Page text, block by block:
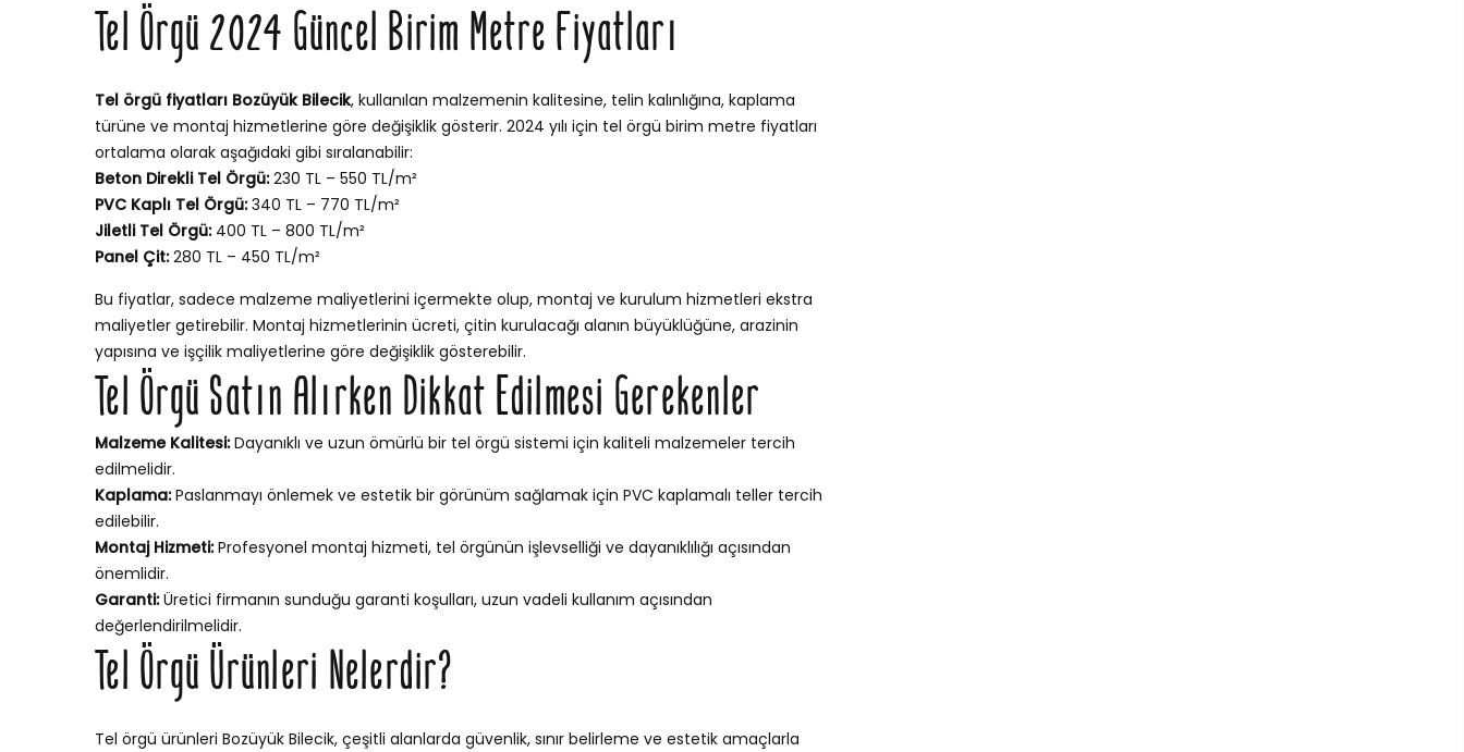
Tel Örgü 2024 Güncel Birim Metre Fiyatları
Tel örgü fiyatları Bozüyük Bilecik, kullanılan malzemenin kalitesine, telin kalınlığına, kaplama
türüne ve montaj hizmetlerine göre değişiklik gösterir. 2024 yılı için tel örgü birim metre fiyatları
ortalama olarak aşağıdaki gibi sıralanabilir:
Beton Direkli Tel Örgü:230 TL – 550 TL/m²
PVC Kaplı Tel Örgü:340 TL – 770 TL/m²
Jiletli Tel Örgü:400 TL – 800 TL/m²
Panel Çit:280 TL – 450 TL/m²
Bu fiyatlar, sadece malzeme maliyetlerini içermekte olup, montaj ve kurulum hizmetleri ekstra
maliyetler getirebilir. Montaj hizmetlerinin ücreti, çitin kurulacağı alanın büyüklüğüne, arazinin
yapısına ve işçilik maliyetlerine göre değişiklik gösterebilir.
Tel Örgü Satın Alırken Dikkat Edilmesi Gerekenler
Malzeme Kalitesi:Dayanıklı ve uzun ömürlü bir tel örgü sistemi için kaliteli malzemeler tercih
edilmelidir.
Kaplama:Paslanmayı önlemek ve estetik bir görünüm sağlamak için PVC kaplamalı teller tercih
edilebilir.
Montaj Hizmeti:Profesyonel montaj hizmeti, tel örgünün işlevselliği ve dayanıklılığı açısından
önemlidir.
Garanti:Üretici firmanın sunduğu garanti koşulları, uzun vadeli kullanım açısından
değerlendirilmelidir.
Tel Örgü Ürünleri Nelerdir?
Tel örgü ürünleri Bozüyük Bilecik, çeşitli alanlarda güvenlik, sınır belirleme ve estetik amaçlarla